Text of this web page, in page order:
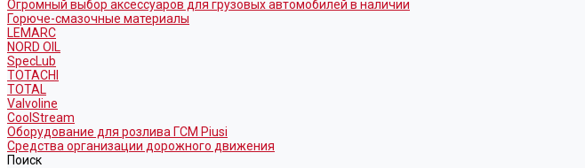
Огромный выбор аксессуаров для грузовых автомобилей в наличии
Горюче-смазочные материалы
LEMARC
NORD OIL
SpecLub
TOTACHI
TOTAL
Valvoline
CoolStream
Оборудование для розлива ГСМ Piusi
Средства организации дорожного движения
Поиск